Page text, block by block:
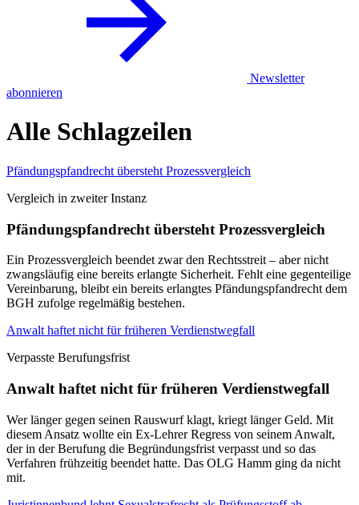
Newsletter
abonnieren
Alle Schlagzeilen
Pfändungspfandrecht übersteht Prozessvergleich
Vergleich in zweiter Instanz
Pfändungspfandrecht übersteht Prozessvergleich
Ein Prozessvergleich beendet zwar den Rechtsstreit – aber nicht
zwangsläufig eine bereits erlangte Sicherheit. Fehlt eine gegenteilige
Vereinbarung, bleibt ein bereits erlangtes Pfändungspfandrecht dem
BGH zufolge regelmäßig bestehen.
Anwalt haftet nicht für früheren Verdienstwegfall
Verpasste Berufungsfrist
Anwalt haftet nicht für früheren Verdienstwegfall
Wer länger gegen seinen Rauswurf klagt, kriegt länger Geld. Mit
diesem Ansatz wollte ein Ex-Lehrer Regress von seinem Anwalt,
der in der Berufung die Begründungsfrist verpasst und so das
Verfahren frühzeitig beendet hatte. Das OLG Hamm ging da nicht
mit.